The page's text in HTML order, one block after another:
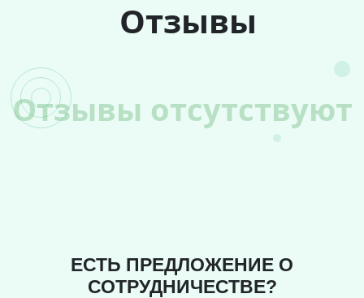
Отзывы
Отзывы отсутствуют
ЕСТЬ ПРЕДЛОЖЕНИЕ О
СОТРУДНИЧЕСТВЕ?